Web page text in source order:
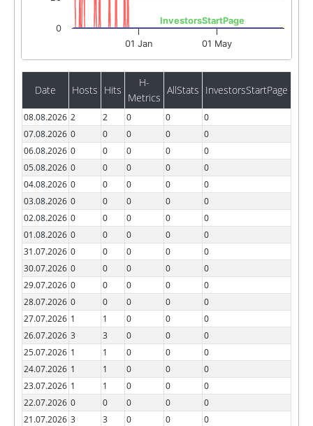
InvestorsStartPage
01 Jan 01 May
0
Date Hosts Hits
H-
Metrics
AllStats InvestorsStartPage
08.08.2026 2 2 0 0
0
07.08.2026 0 0 0 0
0
06.08.2026 0 0 0 0
0
05.08.2026 0 0 0 0
0
04.08.2026 0 0 0 0
0
03.08.2026 0 0 0 0
0
02.08.2026 0 0 0 0
0
01.08.2026 0 0 0 0
0
31.07.2026 0 0 0 0
0
30.07.2026 0 0 0 0
0
29.07.2026 0 0 0 0
0
28.07.2026 0 0 0 0
0
27.07.2026 1 1 0 0
0
26.07.2026 3 3 0 0
0
25.07.2026 1 1 0 0
0
24.07.2026 1 1 0 0
0
23.07.2026 1 1 0 0
0
22.07.2026 0 0 0 0
0
21.07.2026 3 3 0 0
0